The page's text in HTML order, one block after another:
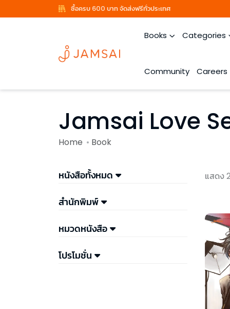
ซื้อครบ 600 บาท จัดส่งฟรีทั่วประเทศ
Books Categories
Community Careers
Jamsai Love
Home Book
หนังสือทั้งหมด
สำนักพิมพ์
หมวดหนังสือ
โปรโมชั่น
แสดง